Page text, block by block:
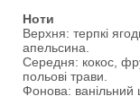
Ноти
Верхня: терпкі
апельсина.
Середня: кокос,
польові трави.
Фонова: ванільний